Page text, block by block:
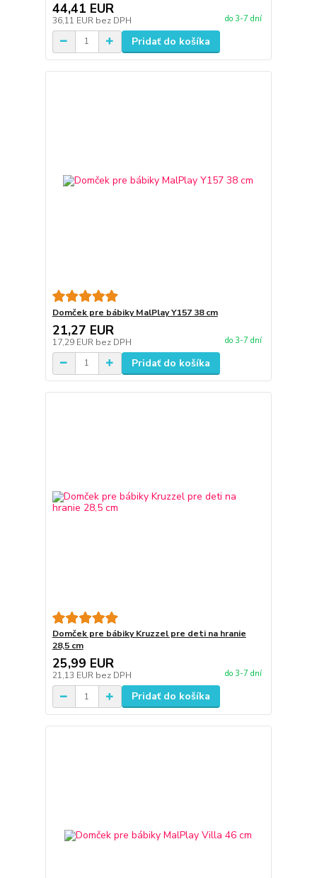
44,41 EUR
36,11 EUR bez DPH do 3-7 dní
Pridať do košíka
Domček pre bábiky MalPlay Y157 38 cm
21,27 EUR
17,29 EUR bez DPH do 3-7 dní
Pridať do košíka
Domček pre bábiky Kruzzel pre deti na hranie
28,5 cm
25,99 EUR
21,13 EUR bez DPH do 3-7 dní
Pridať do košíka